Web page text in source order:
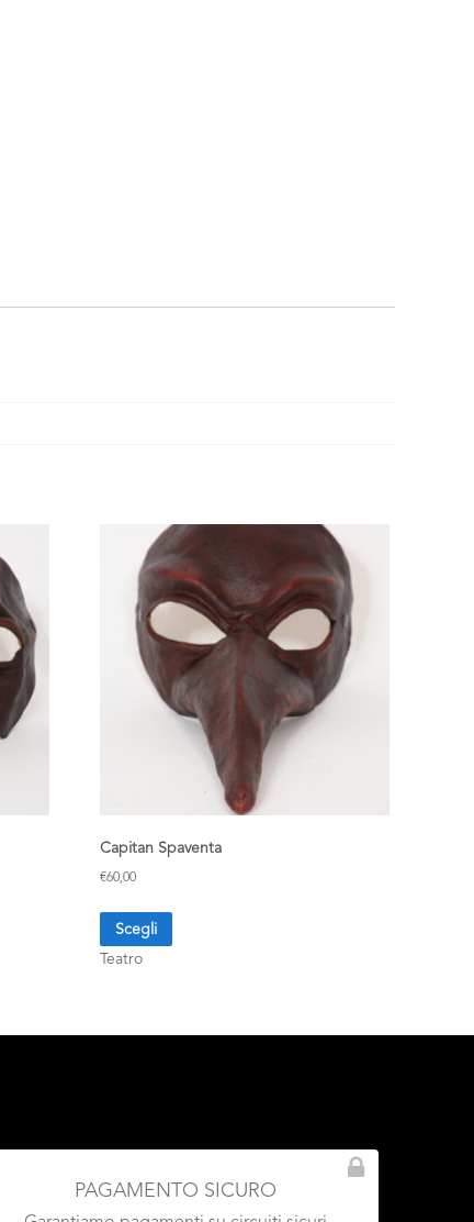
Capitan Spaventa
€60,00
Scegli
Teatro
PAGAMENTO SICURO